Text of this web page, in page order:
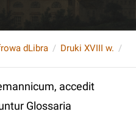
dLibra Druki XVIII w.
accedit
Glossaria